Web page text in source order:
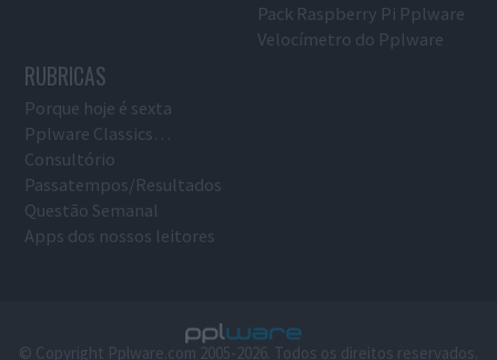
Pack Raspberry Pi Pplware
Velocímetro do Pplware
RUBRICAS
Porque hoje é sexta
Pplware Classics…
Consultório
Passatempos/Resultados
Questão Semanal
Apps dos nossos leitores
© Copyright Pplware.com 2005-2026. Todos os direitos reservados.